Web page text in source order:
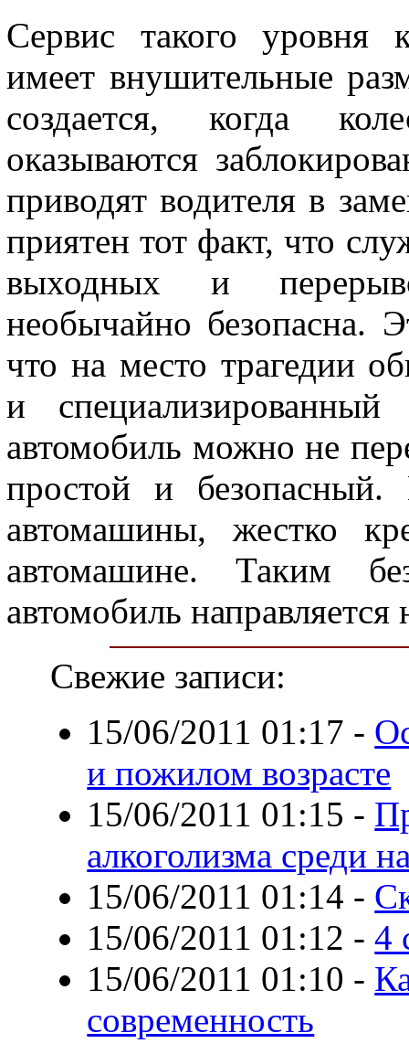
Сервис такого уровня
имеет внушительные
создается, когда
оказываются
приводят водителя в
приятен тот факт, что
выходных и
необычайно безопасна.
что на место трагедии
и
автомобиль можно не
простой и
автомашины, жестко
автомашине. Таким
автомобиль
Свежие записи:
15/06/2011 01:17 -
и пожилом возрасте
15/06/2011 01:15 -
алкоголизма среди
15/06/2011 01:14 -
15/06/2011 01:12 -4
15/06/2011 01:10 -
современность